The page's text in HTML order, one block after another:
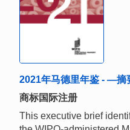
2021年马德里年鉴 - —摘
商标国际注册
This executive brief